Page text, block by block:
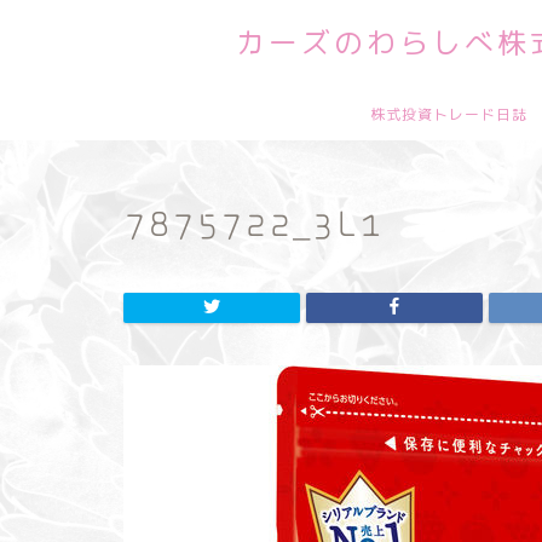
カーズのわらしべ
株式投資トレード日誌
7875722_3L1